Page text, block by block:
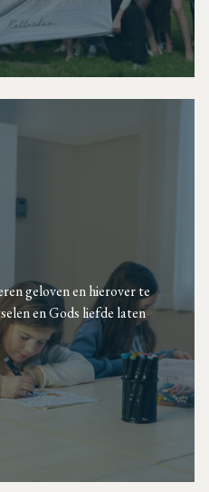
geloven en hierover te
en Gods liefde laten